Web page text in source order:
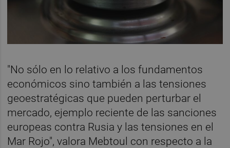
"No sólo en lo relativo a los fundamentos
económicos sino también a las tensiones
geoestratégicas que pueden perturbar el
mercado, ejemplo reciente de las sanciones
europeas contra Rusia y las tensiones en el
Mar Rojo", valora Mebtoul con respecto a la